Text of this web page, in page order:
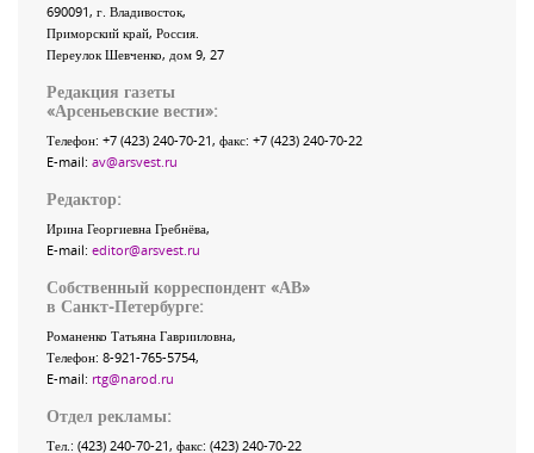
690091, г. Владивосток,
Приморский край, Россия
Переулок Шевченко, дом 9, 27
Редакция газеты
«Арсеньевские вести»:
Телефон: +7 (423) 240-70-21, факс: +7 (423) 240-70-22
E-mail: av@arsvest.ru
Редактор:
Ирина Георгиевна Гребнёва,
E-mail: editor@arsvest.ru
Собственный корреспондент «АВ»
в Санкт-Петербурге:
Романенко Татьяна Гаврииловна,
Телефон: 8-921-765-5754,
E-mail: rtg@narod.ru
Отдел рекламы:
Тел.: (423) 240-70-21, факс: (423) 240-70-22